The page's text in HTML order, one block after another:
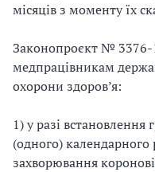
місяців з моменту їх
Законопроєкт № 3376-
медпрацівникам
охорони здоров’я:
1) у разі встановлення
(одного) календарного
захворювання